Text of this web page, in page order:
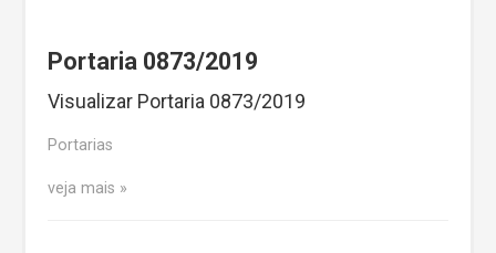
Portaria 0873/2019
Visualizar Portaria 0873/2019
Portarias
veja mais